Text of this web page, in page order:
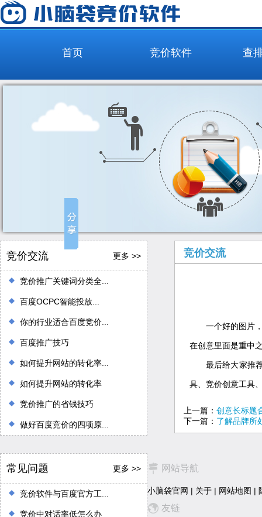
首页 竞价软件 查
竞价交流 更多 >>
竞价推广关键词分类全...
百度OCPC智能投放...
你的行业适合百度竞价...
百度推广技巧
如何提升网站的转化率...
如何提升网站的转化率
竞价推广的省钱技巧
做好百度竞价的四项原...
常见问题 更多 >>
竞价软件与百度官方工...
竞价中对话率低怎么办
竞价交流
一个好的图片
在创意里面是重中
最后给大家推
具、竞价创意工具
上一篇： 创意长标题
下一篇： 了解品牌所
网站导航
小脑袋官网 | 关于 | 网站地图 |
友链